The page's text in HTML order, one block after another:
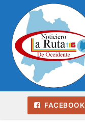
contenido
FACEBOOK